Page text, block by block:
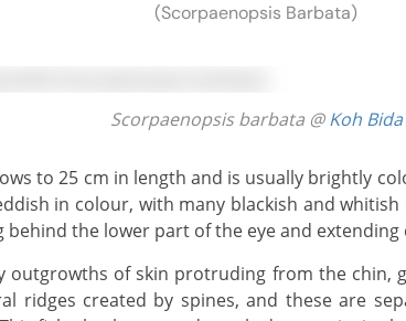
(Scorpaenopsis Barbata)
Scorpaenopsis barbata @Koh Bida
in colour, with many blackish and
the lower part of the eye and
ridges created by spines, and these are